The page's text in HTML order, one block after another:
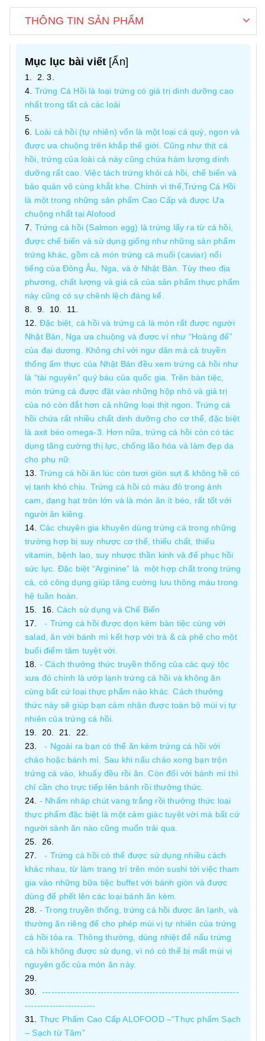
THÔNG TIN SẢN PHẨM
Mục lục bài viết [Ẩn]
Trứng Cá Hồi là loại trứng có giá trị dinh dưỡng cao
nhất trong tất cả các loài
Loài cá hồi (tự nhiên) vốn là một loại cá quý, ngon và
được ưa chuộng trên khắp thế giới. Cũng như thịt cá
hồi, trứng của loài cá này cũng chứa hàm lượng dinh
dưỡng rất cao. Việc tách trứng khỏi cá hồi, chế biến và
bảo quản vô cùng khắt khe. Chính vì thế,Trứng Cá Hồi
là một trong những sản phẩm Cao Cấp và được Ưa
chuộng nhất tại Alofood
Trứng cá hồi (Salmon egg) là trứng lấy ra từ cá hồi,
được chế biến và sử dụng giống như những sản phẩm
trứng khác, gồm cả món trứng cá muối (caviar) nổi
tiếng của Đông Âu, Nga, và ở Nhật Bản. Tùy theo địa
phương, chất lượng và giá cả của sản phẩm thực phẩm
này cũng có sự chênh lệch đáng kể.
Đặc biệt, cá hồi và trứng cá là món rất được người
Nhật Bản, Nga ưa chuộng và được ví như “Hoàng đế”
của đại dương. Không chỉ với ngư dân mà cả truyền
thống ẩm thực của Nhật Bản đều xem trứng cá hồi như
là “tài nguyên” quý báu của quốc gia. Trên bàn tiệc,
món trứng cá được đặt vào những hộp nhỏ và giá trị
của nó còn đắt hơn cả những loại thịt ngon. Trứng cá
hồi chứa rất nhiều chất dinh dưỡng cho cơ thể, đặc biệt
là axit béo omega-3. Hơn nữa, trứng cá hồi còn có tác
dụng tăng cường thị lực, chống lão hóa và làm đẹp da
cho phụ nữ.
Trứng cá hồi ăn lúc còn tươi giòn sựt & không hề có
vị tanh khó chịu. Trứng cá hồi có màu đỏ trong ánh
cam, dạng hạt tròn lớn và là món ăn ít béo, rất tốt với
người ăn kiêng.
Các chuyên gia khuyên dùng trứng cá trong những
trường hợp bị suy nhược cơ thể, thiếu chất, thiếu
vitamin, bệnh lao, suy nhược thần kinh và để phục hồi
sức lực. Đặc biệt “Arginine” là một hợp chất trong trứng
cá, có công dụng giúp tăng cường lưu thông máu trong
hệ tuần hoàn.
Cách sử dụng và Chế Biến
- Trứng cá hồi được dọn kèm bàn tiệc cùng với
salad, ăn với bánh mì kết hợp với trà & cà phê cho một
buổi điểm tâm tuyệt vời.
- Cách thưởng thức truyền thống của các quý tộc
xưa đó chính là ướp lạnh trứng cá hồi và không ăn
cùng bất cứ loại thực phẩm nào khác. Cách thưởng
thức này sẽ giúp bạn cảm nhận được toàn bộ mùi vị tự
nhiên của trứng cá hồi.
- Ngoài ra bạn có thể ăn kèm trứng cá hồi với
cháo hoặc bánh mì. Sau khi nấu cháo xong bạn trộn
trứng cá vào, khuấy đều rồi ăn. Còn đối với bánh mì thì
chỉ cần cho trực tiếp lên bánh rồi thưởng thức.
- Nhấm nháp chút vang trắng rồi thưởng thức loại
thực phẩm đặc biệt là một cảm giác tuyệt vời mà bất cứ
người sành ăn nào cũng muốn trải qua.
- Trứng cá hồi có thể được sử dụng nhiều cách
khác nhau, từ làm trang trí trên món sushi tới việc tham
gia vào những bữa tiệc buffet với bánh giòn và được
dùng để phết lên các loại bánh ăn kèm.
- Trong truyền thống, trứng cá hồi được ăn lạnh, và
thường ăn riêng để cho phép mùi vị tự nhiên của trứng
cá hồi tỏa ra. Thông thường, dùng nhiệt để nấu trứng
cá hồi không được sử dụng, vì nó có thể bị mất mùi vị
nguyên gốc của món ăn này.
----------------------------------------------------------------
-----------------------
Thực Phẩm Cao Cấp ALOFOOD –“Thực phẩm Sạch
– Sạch từ Tâm”